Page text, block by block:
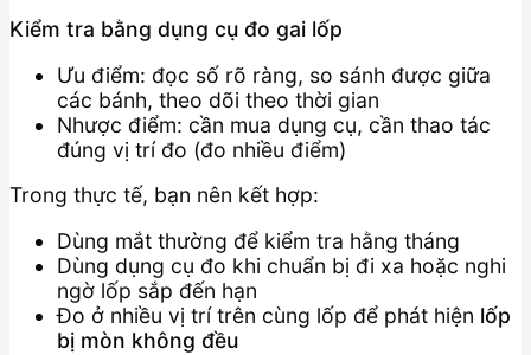
Kiểm tra bằng dụng cụ đo gai lốp
Ưu điểm: đọc số rõ ràng, so sánh được giữa
các bánh, theo dõi theo thời gian
Nhược điểm: cần mua dụng cụ, cần thao tác
đúng vị trí đo (đo nhiều điểm)
Trong thực tế, bạn nên kết hợp:
Dùng mắt thường để kiểm tra hằng tháng
Dùng dụng cụ đo khi chuẩn bị đi xa hoặc nghi
ngờ lốp sắp đến hạn
Đo ở nhiều vị trí trên cùng lốp để phát hiện lốp
bị mòn không đều